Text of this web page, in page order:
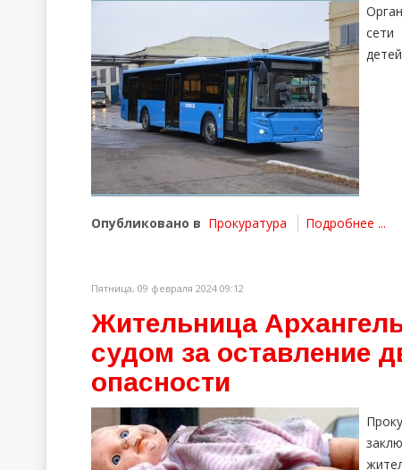
Опубликовано в Прокуратура Подробнее ...
Пятница, 09 февраля 2024 09:12
Жительница
судом за оставление
опасности